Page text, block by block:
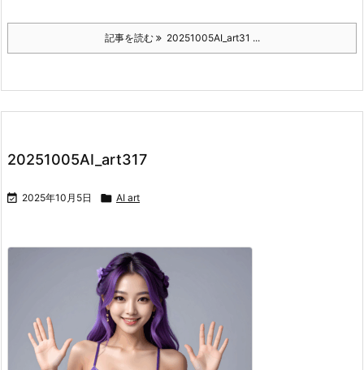
記事を読む 20251005AI_art31 ...
20251005AI_art317
 2025年10月5日  AI art